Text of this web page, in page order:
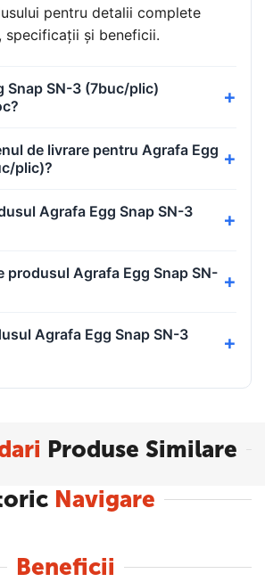
pentru detalii complete
specificații și beneficii.
Snap SN-3 (7buc/plic)
de livrare pentru Agrafa Egg
plic)?
Agrafa Egg Snap SN-3
produsul Agrafa Egg Snap SN-
Agrafa Egg Snap SN-3
Produse Similare
Navigare
Beneficii